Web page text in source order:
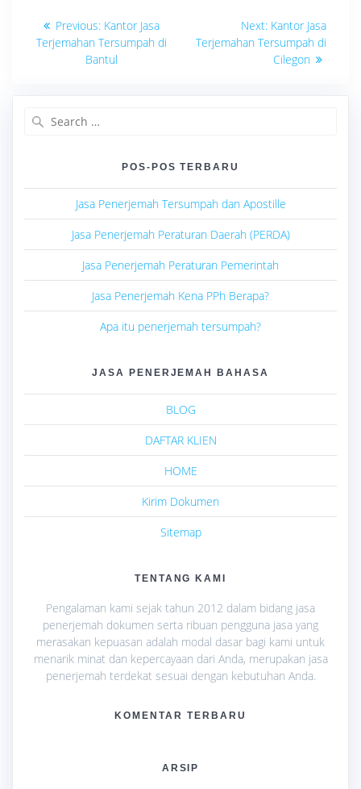
Navigasi
pos
Previous: Previous
post:
Kantor Jasa
Terjemahan Tersumpah di
Bantul
Next: Next
post:
Kantor Jasa
Terjemahan Tersumpah di
Cilegon
POS-POS TERBARU
Jasa Penerjemah Tersumpah dan Apostille
Jasa Penerjemah Peraturan Daerah (PERDA)
Jasa Penerjemah Peraturan Pemerintah
Jasa Penerjemah Kena PPh Berapa?
Apa itu penerjemah tersumpah?
JASA PENERJEMAH BAHASA
BLOG
DAFTAR KLIEN
HOME
Kirim Dokumen
Sitemap
TENTANG KAMI
Pengalaman kami sejak tahun 2012 dalam bidang jasa
penerjemah dokumen serta ribuan pengguna jasa yang
merasakan kepuasan adalah modal dasar bagi kami untuk
menarik minat dan kepercayaan dari Anda, merupakan jasa
penerjemah terdekat sesuai dengan kebutuhan Anda.
KOMENTAR TERBARU
ARSIP